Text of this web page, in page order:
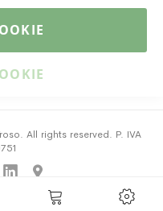
All rights reserved. P. IVA
Policy